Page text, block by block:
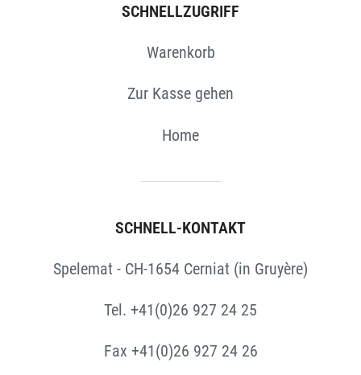
SCHNELLZUGRIFF
Warenkorb
Zur Kasse gehen
Home
SCHNELL-KONTAKT
Spelemat - CH-1654 Cerniat (in Gruyère)
Tel. +41(0)26 927 24 25
Fax +41(0)26 927 24 26